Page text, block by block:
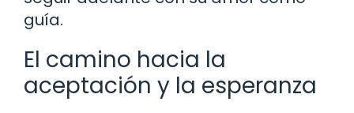
guía.
El camino hacia la
aceptación y la esperanza